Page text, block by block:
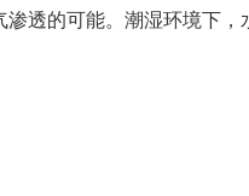
透的可能。潮湿环境下，